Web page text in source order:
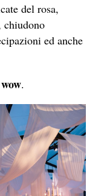
del rosa,
chiudono
ed anche
.